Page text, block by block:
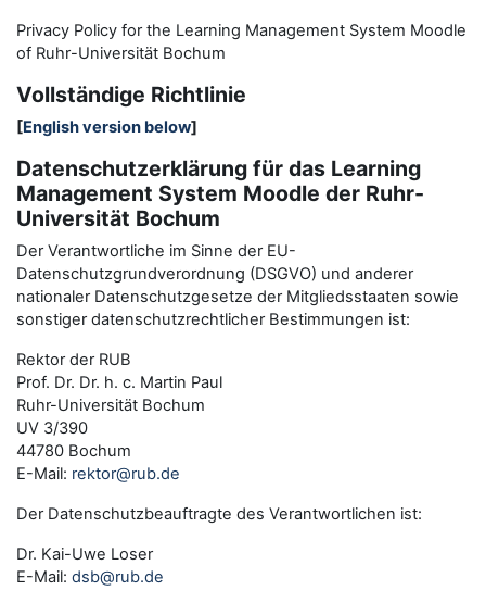
Privacy Policy for the Learning Management System Moodle
of Ruhr-Universität Bochum
Vollständige Richtlinie
[English version below]
Datenschutzerklärung für das Learning
Management System Moodle der Ruhr-
Universität Bochum
Der Verantwortliche im Sinne der EU-
Datenschutzgrundverordnung (DSGVO) und anderer
nationaler Datenschutzgesetze der Mitgliedsstaaten sowie
sonstiger datenschutzrechtlicher Bestimmungen ist:
Rektor der RUB
Prof. Dr. Dr. h. c. Martin Paul
Ruhr-Universität Bochum
UV 3/390
44780 Bochum
E-Mail: rektor@rub.de
Der Datenschutzbeauftragte des Verantwortlichen ist:
Dr. Kai-Uwe Loser
E-Mail: dsb@rub.de